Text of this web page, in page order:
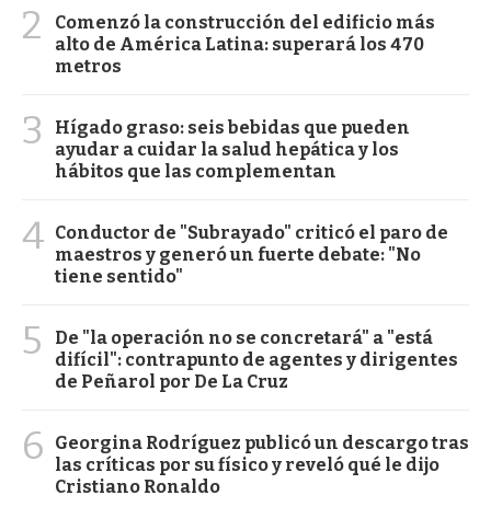
2
Comenzó la construcción del edificio más
alto de América Latina: superará los 470
metros
3
Hígado graso: seis bebidas que pueden
ayudar a cuidar la salud hepática y los
hábitos que las complementan
4 Conductor de "Subrayado" criticó el paro de
maestros y generó un fuerte debate: "No
tiene sentido"
5
De "la operación no se concretará" a "está
difícil": contrapunto de agentes y dirigentes
de Peñarol por De La Cruz
6
Georgina Rodríguez publicó un descargo tras
las críticas por su físico y reveló qué le dijo
Cristiano Ronaldo